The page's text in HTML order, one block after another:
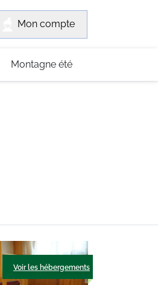
Mon compte
Montagne été
Voir les hébergements